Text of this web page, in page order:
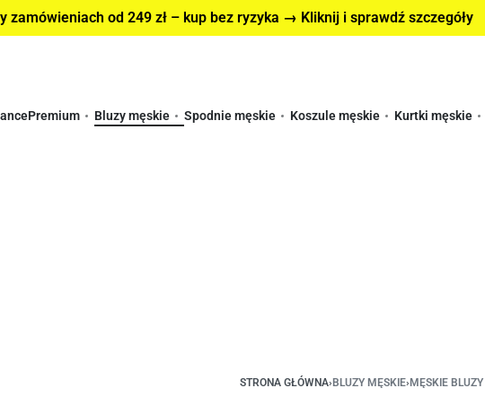
zamówieniach od 249 zł – kup bez ryzyka → Kliknij i sprawdź szczegóły
Premium Bluzy męskie Spodnie męskie Koszule męskie Kurtki męskie
STRONA GŁÓWNA› BLUZY MĘSKIE› MĘSKIE